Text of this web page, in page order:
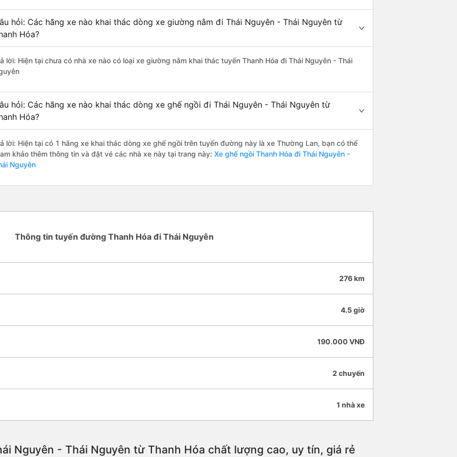
hỏi: Các hãng xe nào khai thác dòng xe giường nằm đi Thái Nguyên - Thái Nguyên từ
Hóa?
lời: Hiện tại chưa có nhà xe nào có loại xe giường nằm khai thác tuyến Thanh Hóa đi Thái Nguyên - Thái
hỏi: Các hãng xe nào khai thác dòng xe ghế ngồi đi Thái Nguyên - Thái Nguyên từ
Hóa?
lời: Hiện tại có 1 hãng xe khai thác dòng xe ghế ngồi trên tuyến đường này là xe Thường Lan, bạn có thể
khảo thêm thông tin và đặt vé các nhà xe này tại trang này: Xe ghế ngồi Thanh Hóa đi Thái Nguyên -
Nguyên
Thông tin tuyến đường Thanh Hóa đi Thái Nguyên
276 km
4.5 giờ
190.000 VNĐ
2 chuyến
1 nhà xe
Nguyên - Thái Nguyên từ Thanh Hóa chất lượng cao, uy tín, giá rẻ